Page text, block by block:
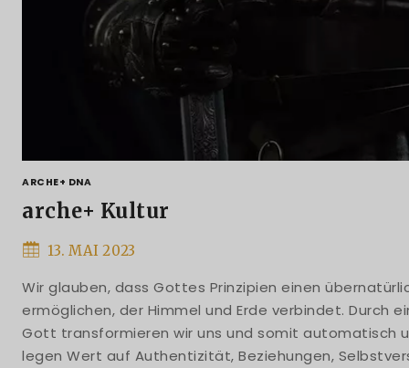
ARCHE+ DNA
arche+ Kultur
13. MAI 2023
Wir glauben, dass Gottes Prinzipien einen
ermöglichen, der Himmel und Erde verbindet. Durch
Gott transformieren wir uns und somit automatisch
legen Wert auf Authentizität, Beziehungen,